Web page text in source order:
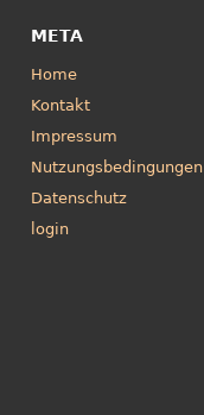
META
Home
Kontakt
Impressum
Nutzungsbedingungen
Datenschutz
login